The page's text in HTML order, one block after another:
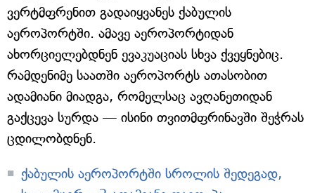
ვერტმფრენით გადაიყვანეს ქაბულის
აეროპორტში. ამავე აეროპორტიდან
ახორციელებდნენ ევაკუაციას სხვა ქვეყნებიც.
რამდენიმე საათში აეროპორტს ათასობით
ადამიანი მიადგა, რომელსაც ავღანეთიდან
გაქცევა სურდა — ისინი თვითმფრინავში შეჭრას
ცდილობდნენ.
ქაბულის აეროპორტში სროლის შედეგად,